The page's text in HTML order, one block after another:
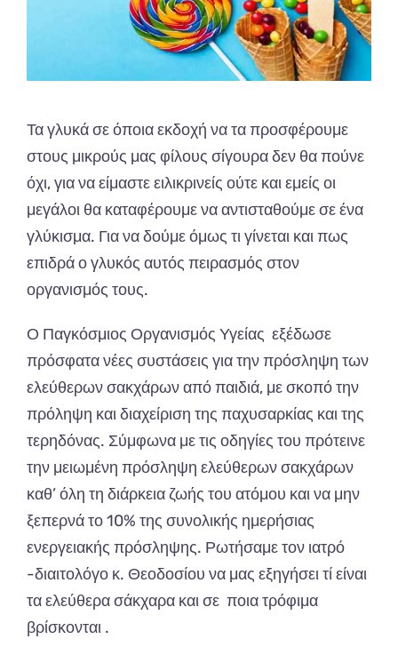
Τα γλυκά σε όποια εκδοχή να τα προσφέρουμε
στους μικρούς μας φίλους σίγουρα δεν θα πούνε
όχι, για να είμαστε ειλικρινείς ούτε και εμείς οι
μεγάλοι θα καταφέρουμε να αντισταθούμε σε ένα
γλύκισμα. Για να δούμε όμως τι γίνεται και πως
επιδρά ο γλυκός αυτός πειρασμός στον
οργανισμός τους.
Ο Παγκόσμιος Οργανισμός Υγείας εξέδωσε
πρόσφατα νέες συστάσεις για την πρόσληψη των
ελεύθερων σακχάρων από παιδιά, με σκοπό την
πρόληψη και διαχείριση της παχυσαρκίας και της
τερηδόνας. Σύμφωνα με τις οδηγίες του πρότεινε
την μειωμένη πρόσληψη ελεύθερων σακχάρων
καθ’ όλη τη διάρκεια ζωής του ατόμου και να μην
ξεπερνά το 10% της συνολικής ημερήσιας
ενεργειακής πρόσληψης. Ρωτήσαμε τον ιατρό
-διαιτολόγο κ. Θεοδοσίου να μας εξηγήσει τί είναι
τα ελεύθερα σάκχαρα και σε ποια τρόφιμα
βρίσκονται .